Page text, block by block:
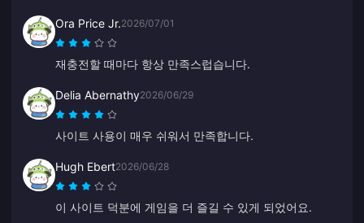
Ora Price Jr.2026/07/01
재충전할 때마다 항상 만족스럽습니다.
Delia Abernathy2026/06/29
사이트 사용이 매우 쉬워서 만족합니다.
Hugh Ebert2026/06/28
이 사이트 덕분에 게임을 더 즐길 수 있게 되었어요.